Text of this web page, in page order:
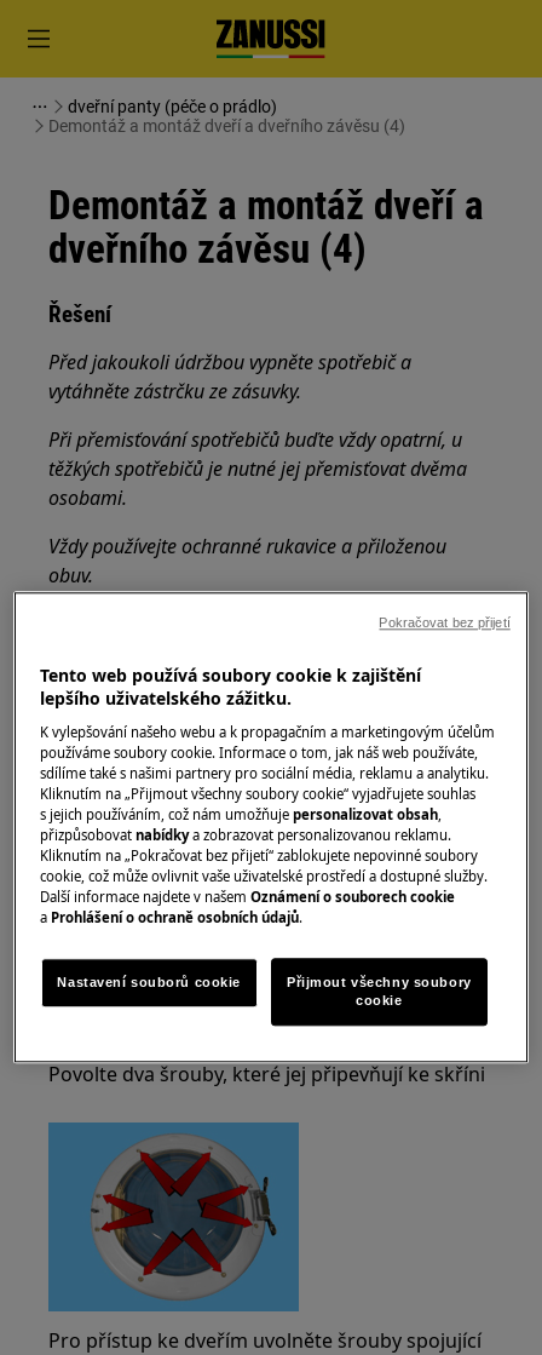
dveřní panty (péče o prádlo)
Demontáž a montáž dveří a dveřního závěsu (4)
Demontáž a montáž dveří a
dveřního závěsu (4)
Řešení
Před jakoukoli údržbou vypněte spotřebič a
vytáhněte zástrčku zezásuvky.
Při přemisťování spotřebičů buďte vždy opatrní, u
těžkých spotřebičů je nutné jej přemisťovat dvěma
osobami.
Vždy používejte ochranné rukavice a přiloženou
obuv.
Vezměte prosím na vědomí, že neopravitelná nebo
pokud nebude provedena správně
Jak demontovat a sestavit dveře a závěs dveří
1. ZÁVĚS DVEŘÍ ZABEZPEČENÝ VE SKŘÍNĚ
ŠROUBY
Povolte dva šrouby, které jej připevňují ke skříni
Pro přístup ke dveřím uvolněte šrouby spojující
Tento web používá soubory cookie k zajištění
lepšího uživatelského zážitku.
K vylepšování našeho webu a k propagačním a marketingovým účelům
používáme soubory cookie. Informace o tom, jak náš web používáte,
sdílíme také s našimi partnery pro sociální média, reklamu a analytiku.
Kliknutím na „Přijmout všechny soubory cookie“ vyjadřujete souhlas
s jejich používáním, což nám umožňujepersonalizovat obsah,
přizpůsobovatnabídkya zobrazovat personalizovanou reklamu.
Kliknutím na „Pokračovat bez přijetí“ zablokujete nepovinné soubory
cookie, což může ovlivnit vaše uživatelské prostředí a dostupné služby.
Další informace najdete v našemOznámení o souborech cookie
a Prohlášení o ochraně osobních údajů.
Nastavení souborů cookie
Přijmout všechny soubory
cookie
Pokračovat bez přijetí